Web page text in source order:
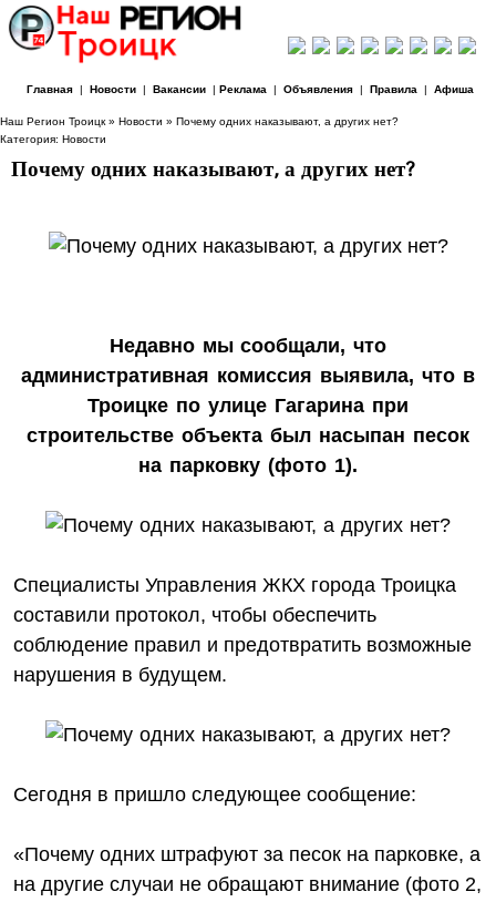
Главная| Новости| Вакансии| Реклама | Объявления| Правила | Афиша
Наш Регион Троицк » Новости » Почему одних наказывают, а других нет?
Категория: Новости
Почему одних наказывают, а других нет?
Недавно мы сообщали, что
административная комиссия выявила, что в
Троицке по улице Гагарина при
строительстве объекта был насыпан песок
на парковку (фото 1).
Специалисты Управления ЖКХ города Троицка
составили протокол, чтобы обеспечить
соблюдение правил и предотвратить возможные
нарушения в будущем.
Сегодня в пришло следующее сообщение:
«Почему одних штрафуют за песок на парковке, а
на другие случаи не обращают внимание (фото 2,